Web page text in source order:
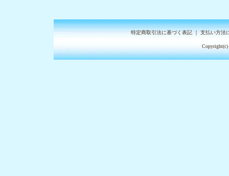
特定商取引法に基づく表記｜支払い方法